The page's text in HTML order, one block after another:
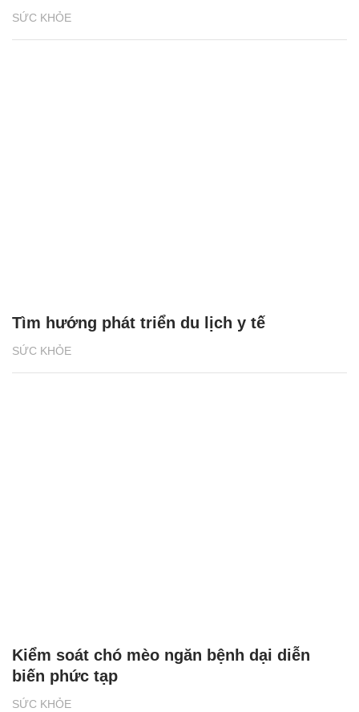
SỨC KHỎE
SỨC KHỎE
Tìm hướng phát triển du lịch y tế
SỨC KHỎE
Kiểm soát chó mèo ngăn bệnh dại diễn
biến phức tạp